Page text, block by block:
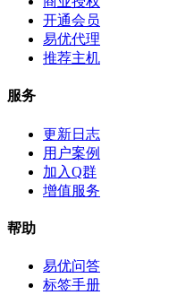
开通会员
易优代理
推荐主机
服务
更新日志
用户案例
加入Q群
增值服务
帮助
易优问答
标签手册